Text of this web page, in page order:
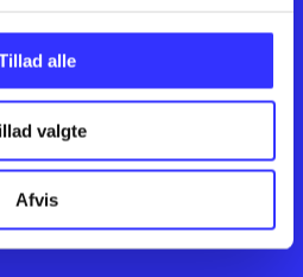
alle
valgte
Afvis Feedback
Artikler
Film
Musik
Noder